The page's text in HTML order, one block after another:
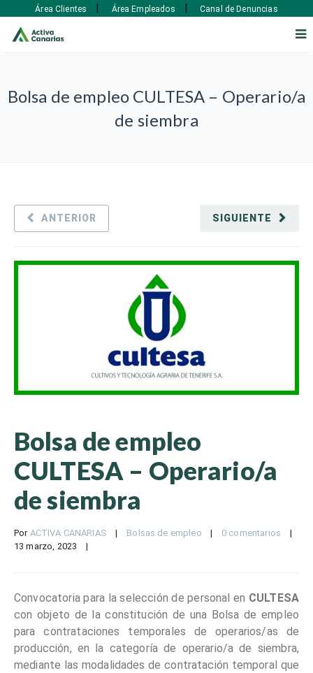
Bolsa de empleo CULTESA – Operario/a
de siembra
SIGUIENTE
ANTERIOR
Bolsa de empleo
CULTESA – Operario/a
de siembra
Por ACTIVA CANARIAS | Bolsas de empleo | 0 comentarios
|
13 marzo, 2023 |
Convocatoria para la selección de personal en CULTESA
con objeto de la constitución de una Bolsa de empleo
para contrataciones temporales de operarios/as de
producción, en la categoría de operario/a de siembra,
mediante las modalidades de contratación temporal que
Área Clientes | Área Empleados | Canal de Denuncias